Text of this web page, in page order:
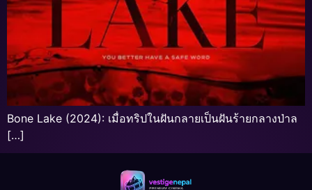
Bone Lake (2024): เมื่อทริปในฝันกลายเป็นฝันร้ายกลางป่าล
[…]